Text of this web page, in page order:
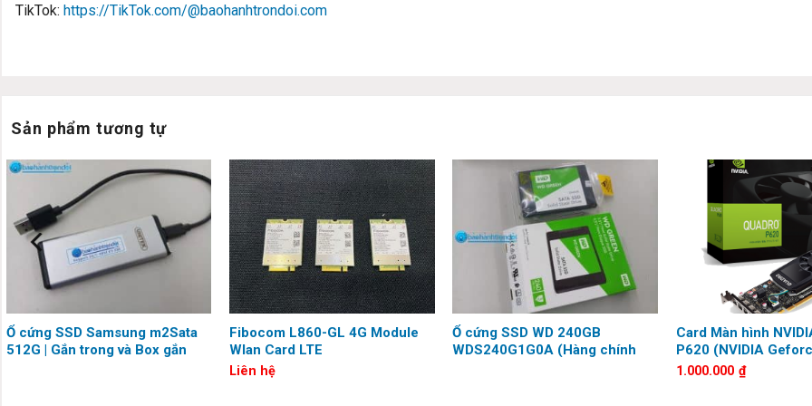
TikTok: https://TikTok.com/@baohanhtrondoi.com
Sản phẩm tương tự
Ổ cứng SSD Samsung m2Sata
512G | Gắn trong và Box gắn
Fibocom L860-GL 4G Module
Wlan Card LTE
Liên hệ
Ổ cứng SSD WD 240GB
WDS240G1G0A (Hàng chính
Card Màn hình
P620 (NVIDIA
DDR5 128 Bit)
1.000.000 ₫